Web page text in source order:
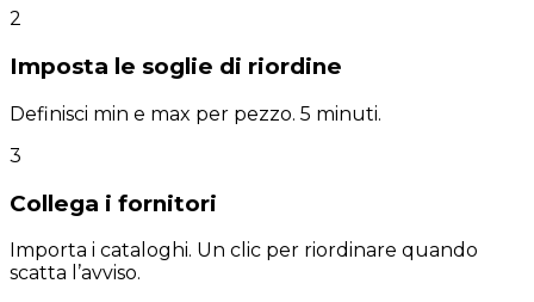
2
Imposta le soglie di riordine
Definisci min e max per pezzo. 5 minuti.
3
Collega i fornitori
Importa i cataloghi. Un clic per riordinare quando
scatta l’avviso.